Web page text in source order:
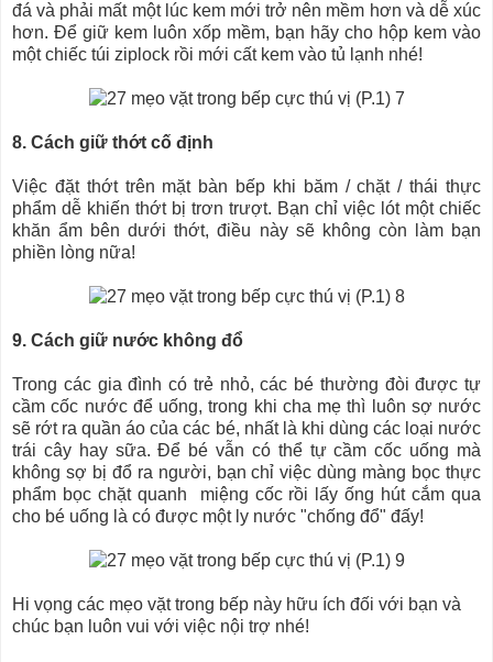
đá và phải mất một lúc kem mới trở nên mềm hơn và dễ xúc
hơn. Để giữ kem luôn xốp mềm, bạn hãy cho hộp kem vào
một chiếc túi ziplock rồi mới cất kem vào tủ lạnh nhé!
8. Cách giữ thớt cố định
Việc đặt thớt trên mặt bàn bếp khi băm / chặt / thái thực
phẩm dễ khiến thớt bị trơn trượt. Bạn chỉ việc lót một chiếc
khăn ẩm bên dưới thớt, điều này sẽ không còn làm bạn
phiền lòng nữa!
9. Cách giữ nước không đổ
Trong các gia đình có trẻ nhỏ, các bé thường đòi được tự
cầm cốc nước để uống, trong khi cha mẹ thì luôn sợ nước
sẽ rớt ra quần áo của các bé, nhất là khi dùng các loại nước
trái cây hay sữa. Để bé vẫn có thể tự cầm cốc uống mà
không sợ bị đổ ra người, bạn chỉ việc dùng màng bọc thực
phẩm bọc chặt quanh miệng cốc rồi lấy ống hút cắm qua
cho bé uống là có được một ly nước "chống đổ" đấy!
Hi vọng các mẹo vặt trong bếp này hữu ích đối với bạn và
chúc bạn luôn vui với việc nội trợ nhé!